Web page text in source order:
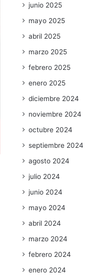
junio 2025
mayo 2025
abril 2025
marzo 2025
febrero 2025
enero 2025
diciembre 2024
noviembre 2024
octubre 2024
septiembre 2024
agosto 2024
julio 2024
junio 2024
mayo 2024
abril 2024
marzo 2024
febrero 2024
enero 2024